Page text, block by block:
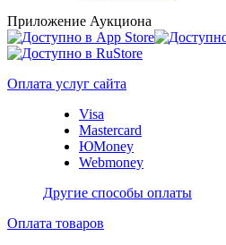
Приложение Аукциона
Оплата услуг сайта
Visa
Mastercard
ЮMoney
Webmoney
Другие способы оплаты
Оплата товаров